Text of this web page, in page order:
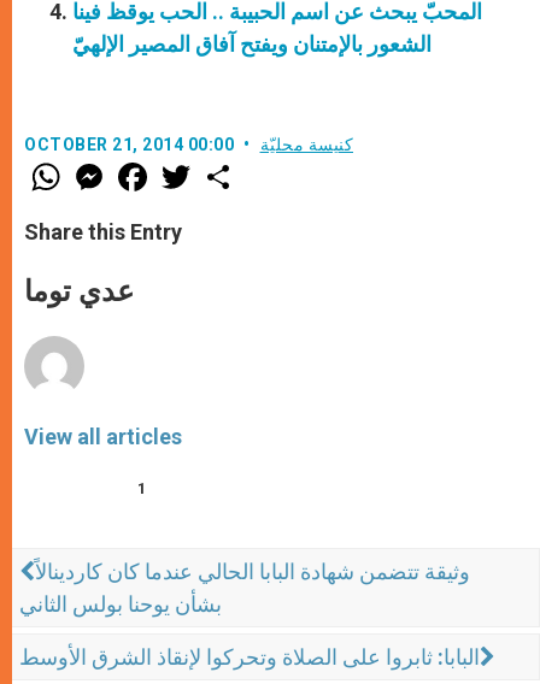
المحبّ يبحث عن اسم الحبيبة .. الحب يوقظ فينا
الشعور بالإمتنان ويفتح آفاق المصير الإلهيّ
OCTOBER 21, 2014 00:00 كنيسة محليّة
W
h
t
s
p
p
M
e
s
e
g
e
F
a
e
b
w
Share this Entry
عدي توما
View all articles
1
وثيقة تتضمن شهادة البابا الحالي عندما كان كاردينالاً
بشأن يوحنا بولس الثاني
البابا: ثابروا على الصلاة وتحركوا لإنقاذ الشرق الأوسط